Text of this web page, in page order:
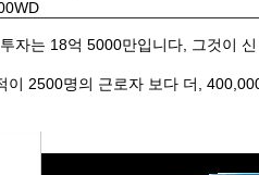
자는 18억 5000만입니다, 그것이
2500명의 근로자 보다 더,